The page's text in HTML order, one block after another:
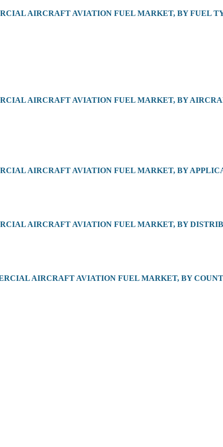
AIRCRAFT AVIATION FUEL MARKET, BY FUEL
AIRCRAFT AVIATION FUEL MARKET, BY
AIRCRAFT AVIATION FUEL MARKET, BY
AIRCRAFT AVIATION FUEL MARKET, BY
AIRCRAFT AVIATION FUEL MARKET, BY